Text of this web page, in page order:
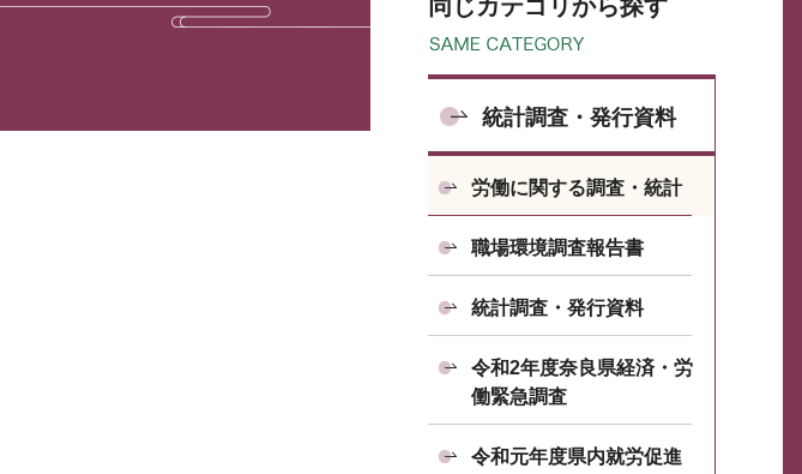
同じカテゴリから探す
統計調査・発行資料
労働に関する調査・統計
職場環境調査報告書
統計調査・発行資料
令和2年度奈良県経済・労
働緊急調査
令和元年度県内就労促進